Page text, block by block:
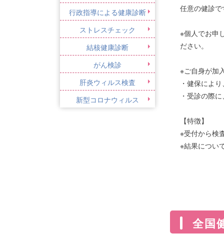
行政指導による健康診断
ストレスチェック
結核健康診断
がん検診
肝炎ウィルス検査
新型コロナウィルス
任意の健診
※個人でお申
ださい。
※ご自身が加
・健保によ
・受診の際
【特徴】
※受付から検
※結果につい
全国